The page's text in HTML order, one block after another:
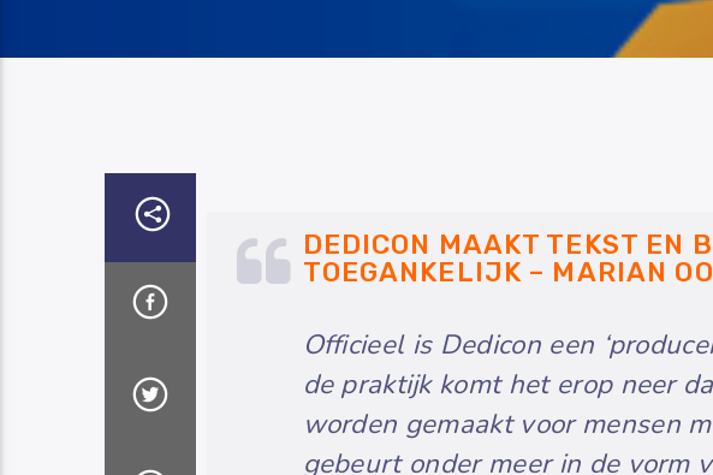
DEDICON MAAKT TEKST EN
TOEGANKELIJK – MARIAN
Officieel is Dedicon een
de praktijk komt het erop neer
worden gemaakt voor mensen
gebeurt onder meer in de vorm